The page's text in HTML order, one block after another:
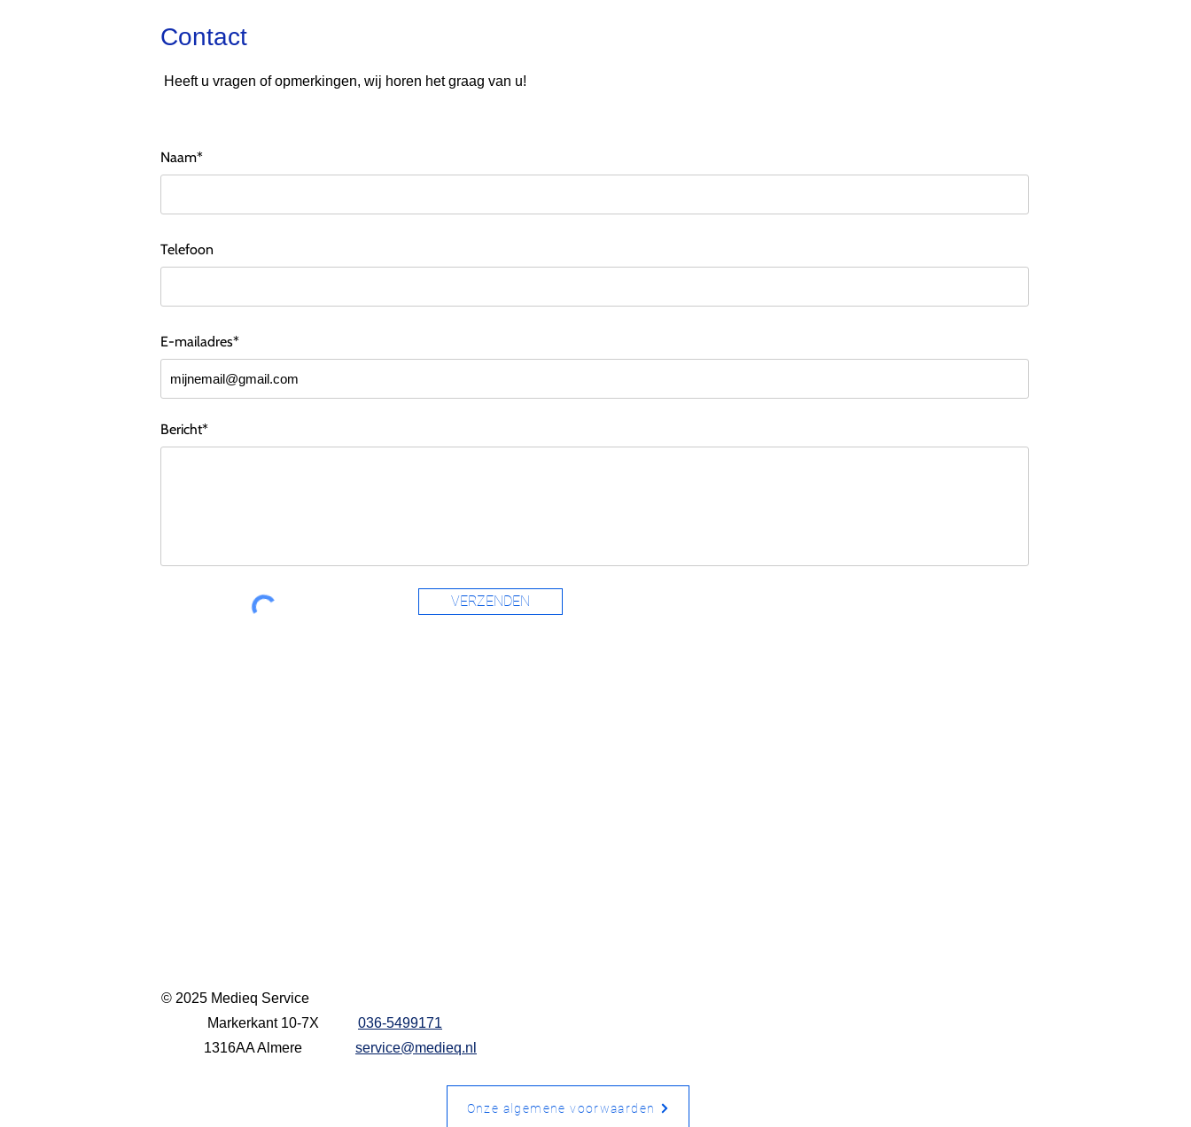
Contact​
Heeft u vragen of opmerkingen, wij horen het graag van u!
Naam*
Telefoon
E-mailadres*
Bericht*
VERZENDEN
© 2025 Medieq Service
Markerkant 10-7X 036-5499171
1316AA Almere service@medieq.nl
Onze algemene voorwaarden